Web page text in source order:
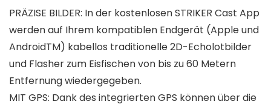
PRÄZISE BILDER: In der kostenlosen STRIKER Cast App
werden auf Ihrem kompatiblen Endgerät (Apple und
AndroidTM) kabellos traditionelle 2D-Echolotbilder
und Flasher zum Eisfischen von bis zu 60 Metern
Entfernung wiedergegeben.
MIT GPS: Dank des integrierten GPS können über die